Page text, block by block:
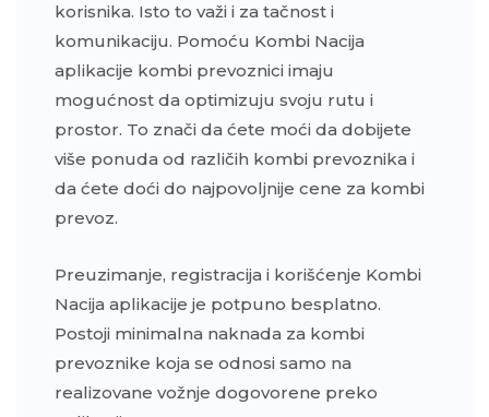
korisnika. Isto to važi i za tačnost i
komunikaciju. Pomoću Kombi Nacija
aplikacije kombi prevoznici imaju
mogućnost da optimizuju svoju rutu i
prostor. To znači da ćete moći da dobijete
više ponuda od različih kombi prevoznika i
da ćete doći do najpovoljnije cene za kombi
prevoz.
Preuzimanje, registracija i korišćenje Kombi
Nacija aplikacije je potpuno besplatno.
Postoji minimalna naknada za kombi
prevoznike koja se odnosi samo na
realizovane vožnje dogovorene preko